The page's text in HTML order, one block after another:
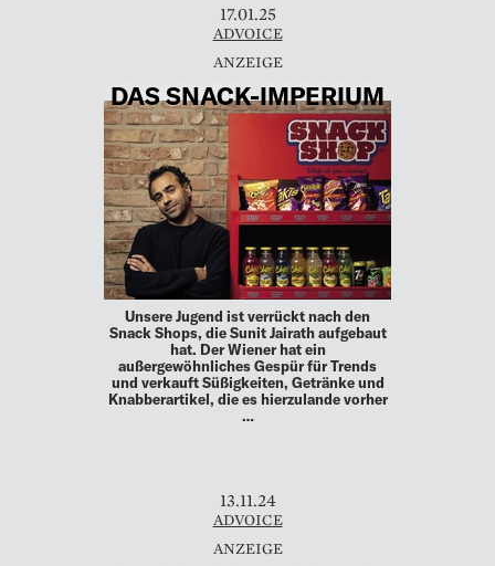
17.01.25
ADVOICE
DAS SNACK-IMPERIUM
Unsere Jugend ist verrückt nach den
Snack Shops, die Sunit Jairath aufgebaut
hat. Der Wiener hat ein
außergewöhnliches Gespür für Trends
und verkauft Süßigkeiten, Getränke und
Knabberartikel, die es hierzulande vorher
…
13.11.24
ADVOICE